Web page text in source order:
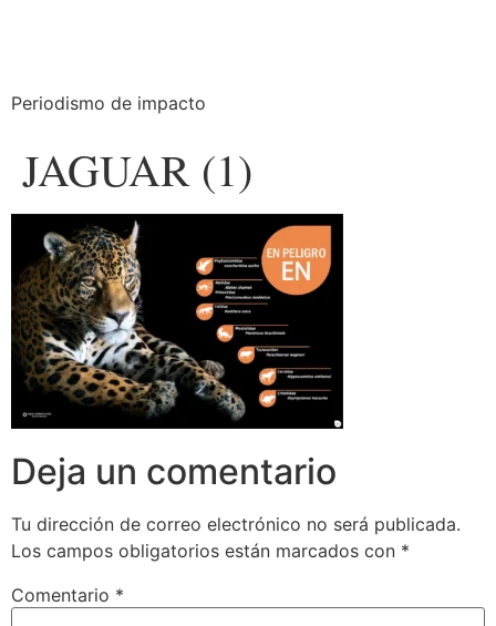
Periodismo de impacto
JAGUAR (1)
Deja un comentario
Tu dirección de correo electrónico no será publicada.
Los campos obligatorios están marcados con *
Comentario *